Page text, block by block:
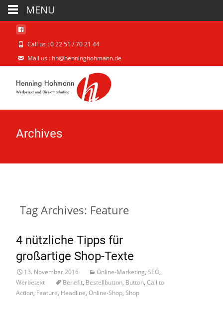
Call us : 0 22 51 / 70 21 44
Mail us : hh@henninghohmann.de
Archives
Tag Archives: Feature
4 nützliche Tipps für
großartige Shop-Texte
13. November 2016 Online-Marketing, SEO,
Werbetext
Benefit, Bestellbutton, Button, Call to
Action, Feature, Headline, Online-Shop, Shop
MENU